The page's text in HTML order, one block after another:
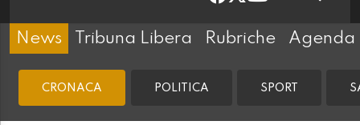
News Tribuna Libera Rubriche Agenda
CRONACA POLITICA SPORT